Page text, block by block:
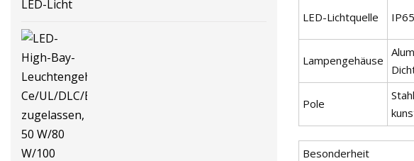
LED-Lichtquelle
Lampengehäuse
Pole
Besonderheit